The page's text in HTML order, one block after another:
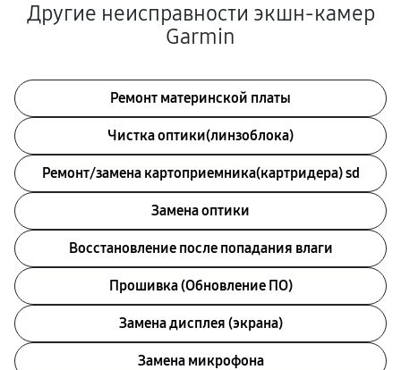
Другие неисправности экшн-камер
Garmin
Ремонт материнской платы
Чистка оптики(линзоблока)
Ремонт/замена картоприемника(картридера) sd
Замена оптики
Восстановление после попадания влаги
Прошивка (Обновление ПО)
Замена дисплея (экрана)
Замена микрофона